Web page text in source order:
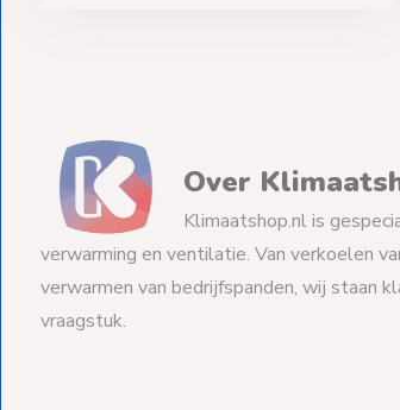
Over
Klimaatshop.nl is
verwarming en ventilatie. Van verkoelen
verwarmen van bedrijfspanden, wij staan
vraagstuk.